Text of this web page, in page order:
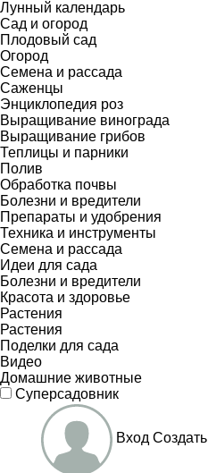
Лунный календарь
Сад и огород
Плодовый сад
Огород
Семена и рассада
Саженцы
Энциклопедия роз
Выращивание винограда
Выращивание грибов
Теплицы и парники
Полив
Обработка почвы
Болезни и вредители
Препараты и удобрения
Техника и инструменты
Семена и рассада
Идеи для сада
Болезни и вредители
Красота и здоровье
Растения
Растения
Поделки для сада
Видео
Домашние животные
Суперсадовник
Вход Создать